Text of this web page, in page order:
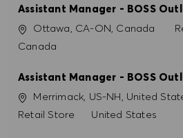
PRÉFÉRENCES EN
ACCEPTER
Assistant Manager - BOSS
SiteOttawa, CA-ON, Canada
Canada
Assistant Manager - BOSS
SiteMerrimack, US-NH, United
Catégorie
Retail Store United States